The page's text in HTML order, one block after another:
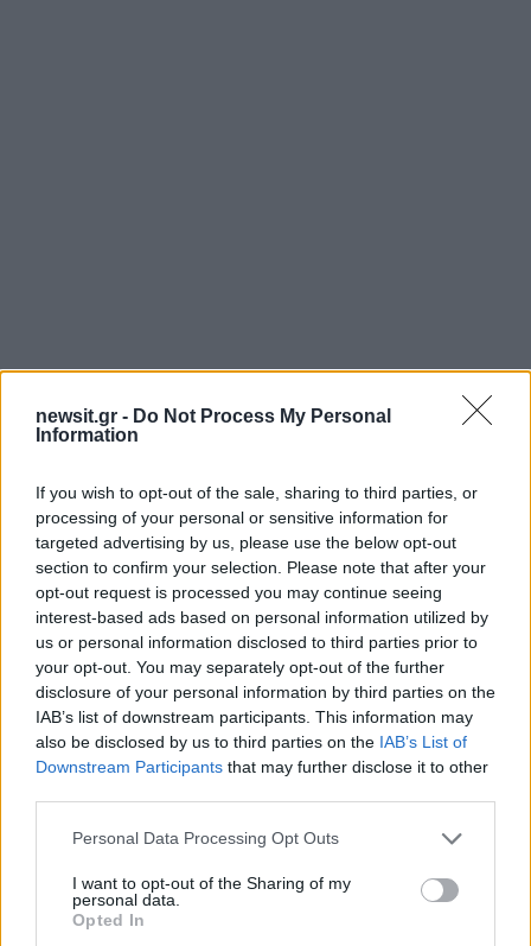
newsit.gr - Do Not Process My Personal
Information
If you wish to opt-out of the sale, sharing to third parties, or
processing of your personal or sensitive information for
targeted advertising by us, please use the below opt-out
section to confirm your selection. Please note that after your
opt-out request is processed you may continue seeing
interest-based ads based on personal information utilized by
us or personal information disclosed to third parties prior to
your opt-out. You may separately opt-out of the further
disclosure of your personal information by third parties on the
IAB’s list of downstream participants. This information may
also be disclosed by us to third parties on the IAB’s List of
Downstream Participants that may further disclose it to other
Please note that this website/app uses one or more Google
not limited to your visit or usage behaviour. You may click to
grant or deny consent to Google and its third-party tags to
use your data for below specified purposes in below Google
Personal Data Processing Opt Outs
I want to opt-out of the Sharing of my
personal data.
Opted In
Τέλος, μιλώντας για την προσωπική του ζωή
media, αλλά δεν απαντάω γιατί δεν είμαι
ελεύθερος».
ΔΙΑΦΗΜΙΣΗ
Αν τα χάσατε